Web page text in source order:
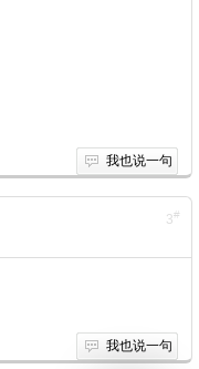
我也说一句
3#
我也说一句